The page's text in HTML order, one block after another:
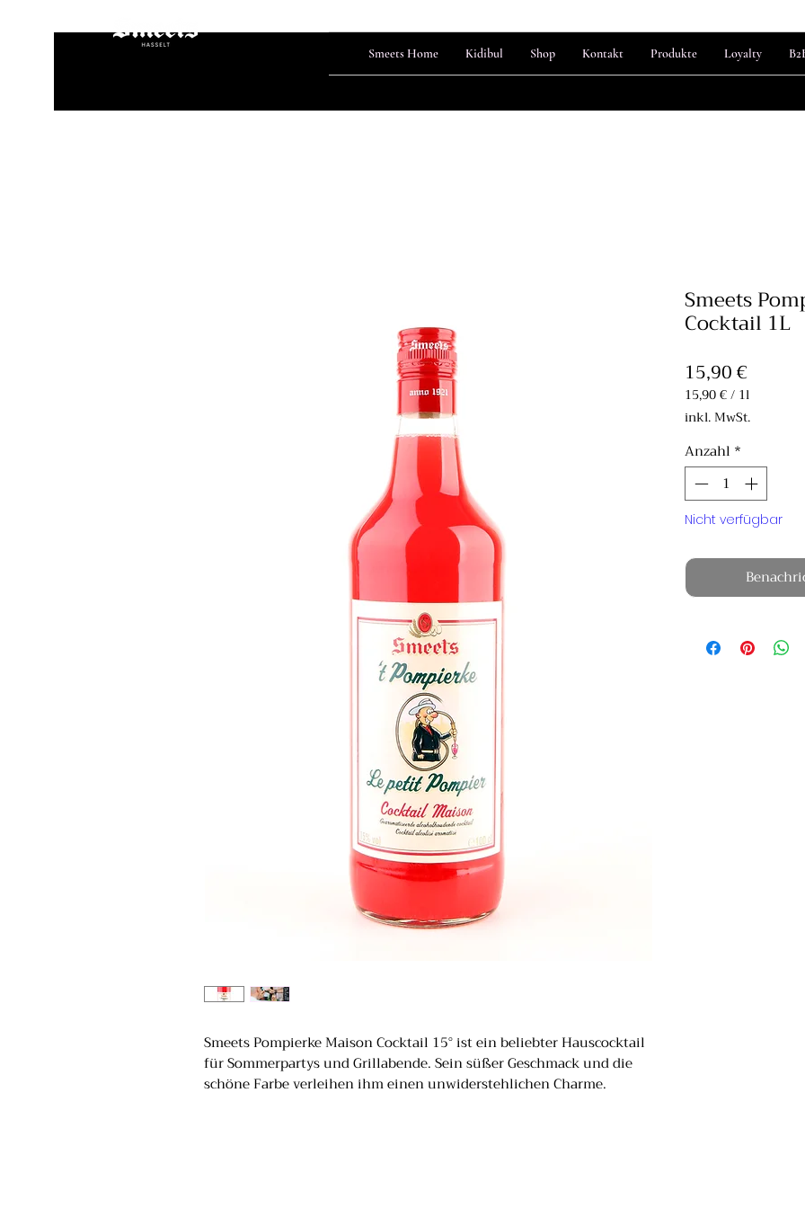
Smeets Home Kidibul Shop Kontakt Produkte Loyalty
Smeets Pompierke Maison Cocktail 15° ist ein beliebter Hauscocktail
für Sommerpartys und Grillabende. Sein süßer Geschmack und die
schöne Farbe verleihen ihm einen unwiderstehlichen Charme.
Smeets
Cocktail 1L
15,90 €Preis
15,90 €/ 1l
15,90 €
pro
Liter
inkl. MwSt.
Anzahl *
Nicht verfügbar